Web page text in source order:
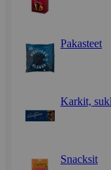
Pakasteet
Karkit,
Snacksit